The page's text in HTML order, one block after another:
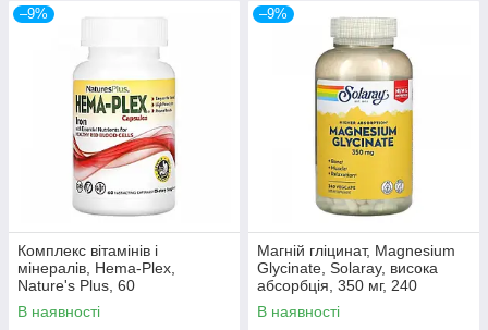
–9%
Комплекс вітамінів і
мінералів, Hema-Plex,
Nature's Plus, 60
швидкодіючих
вегетаріанських капсул NAP-
В наявності
–9%
Магній гліцинат, Magnesium
Glycinate, Solaray, висока
абсорбція, 350 мг, 240
вегетаріанських капсул SOR-
89504
В наявності